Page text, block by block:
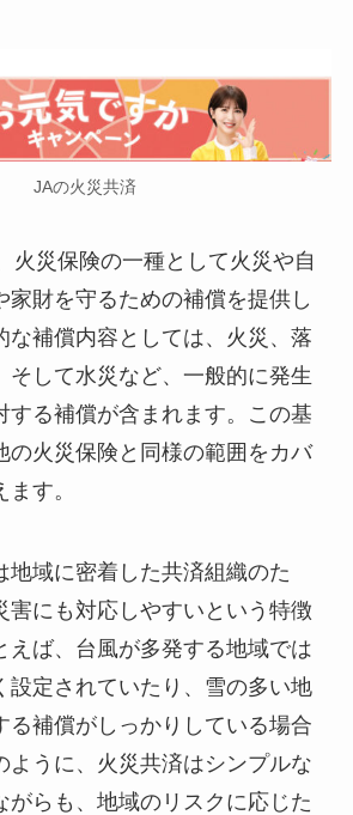
JAの火災共済
火災保険の一種として火災や自
家財を守るための補償を提供し
な補償内容としては、火災、落
そして水災など、一般的に発生
する補償が含まれます。この基
の火災保険と同様の範囲をカバ
す。
地域に密着した共済組織のた
害にも対応しやすいという特徴
えば、台風が多発する地域では
設定されていたり、雪の多い地
る補償がしっかりしている場合
ように、火災共済はシンプルな
がらも、地域のリスクに応じた